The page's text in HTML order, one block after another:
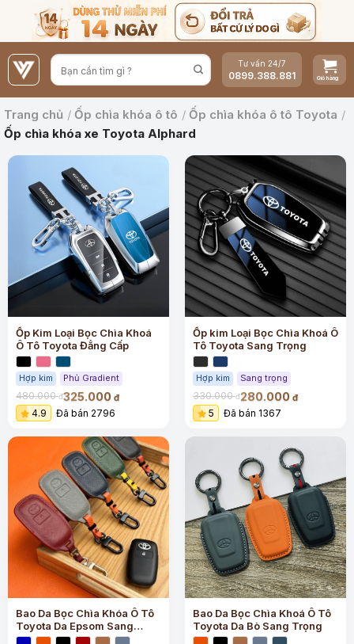
nội
dung
Tư vấn 24/7
0899.388.881
Trang chủ / Ốp chìa khóa ô tô / Ốp chìa khóa ô tô Toyota /
Ốp chìa khóa xe Toyota Alphard
Ốp Kim Loại Bọc Chìa Khoá
Ô Tô Toyota Đẳng Cấp
Hợp kim Phủ Gradient
480.000đ325.000 đ
4.9 Đã bán 2796
Ốp kim Loại Bọc Chìa Khoá Ô
Tô Toyota Sang Trọng
Hợp kim Sang trọng
330.000đ280.000 đ
5 Đã bán 1367
Bao Da Bọc Chìa Khóa Ô Tô
Toyota Da Epsom Sang
Trọng
Bao Da Bọc Chìa Khoá Ô Tô
Toyota Da Bò Sang Trọng